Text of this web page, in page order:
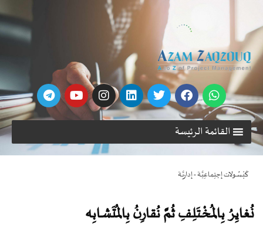
القائمة الرئيسة
كَبْسُـولات إجتِماعِيَّـة - إداريَّـة
نُغايِرُ بِالمُـخْـتَلِـفِ ثُمَّ نُقارِنُ بِالمُـتَشـابِه